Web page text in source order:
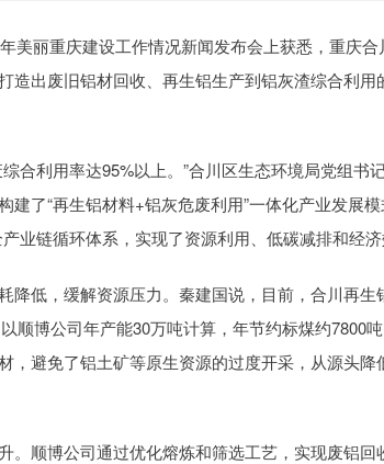
丽重庆建设工作情况新闻发布会上获悉，重庆合
造出废旧铝材回收、再生铝生产到铝灰渣综合利
利用率达95%以上。”合川区生态环境局党组书
建了“再生铝材料+铝灰危废利用”一体化产业发展
链循环体系，实现了资源利用、低碳减排和经济
低，缓解资源压力。秦建国说，目前，合川再生
顺博公司年产能30万吨计算，年节约标煤约7800
，避免了铝土矿等原生资源的过度开采，从源头降
顺博公司通过优化熔炼和筛选工艺，实现废铝回